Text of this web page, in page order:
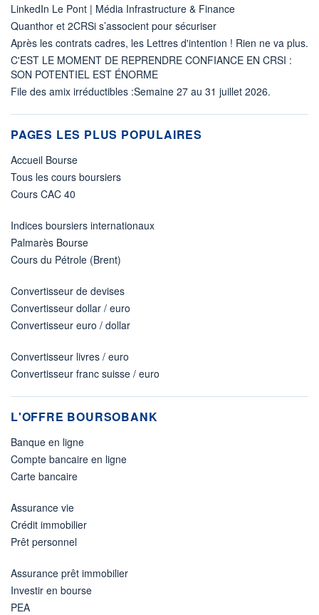
LinkedIn Le Pont | Média Infrastructure & Finance
Quanthor et 2CRSi s’associent pour sécuriser
Après les contrats cadres, les Lettres d'intention ! Rien ne va plus.
C'EST LE MOMENT DE REPRENDRE CONFIANCE EN CRSI :
SON POTENTIEL EST ÉNORME
File des amix irréductibles :Semaine 27 au 31 juillet 2026.
PAGES LES PLUS POPULAIRES
Accueil Bourse
Tous les cours boursiers
Cours CAC 40
Indices boursiers internationaux
Palmarès Bourse
Cours du Pétrole (Brent)
Convertisseur de devises
Convertisseur dollar / euro
Convertisseur euro / dollar
Convertisseur livres / euro
Convertisseur franc suisse / euro
L'OFFRE BOURSOBANK
Banque en ligne
Compte bancaire en ligne
Carte bancaire
Assurance vie
Crédit immobilier
Prêt personnel
Assurance prêt immobilier
Investir en bourse
PEA